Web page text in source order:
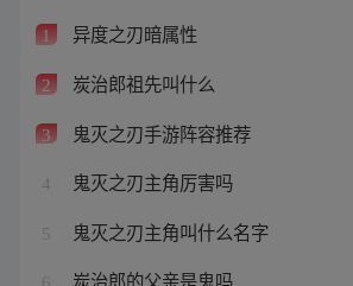
1 异度之刃暗属性
2 炭治郎祖先叫什么
3 鬼灭之刃手游阵容推荐
4 鬼灭之刃主角厉害吗
5 鬼灭之刃主角叫什么名字
炭治郎的父亲是鬼吗